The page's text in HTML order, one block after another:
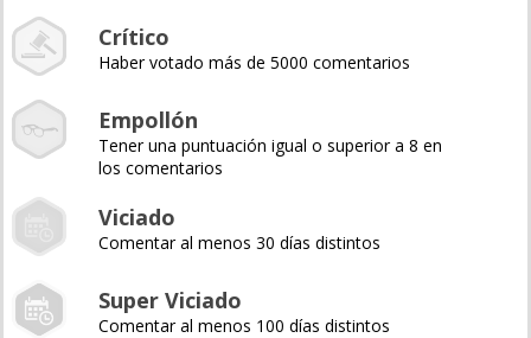
Crítico
Haber votado más de 5000 comentarios
Empollón
Tener una puntuación igual o superior a 8 en
los comentarios
Viciado
Comentar al menos 30 días distintos
Super Viciado
Comentar al menos 100 días distintos